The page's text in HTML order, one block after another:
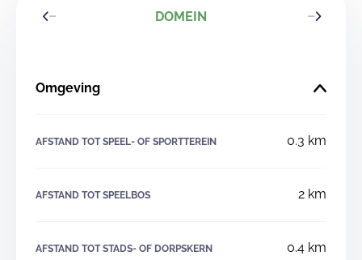
DOMEIN
Omgeving
AFSTAND TOT SPEEL- OF SPORTTEREIN 0.3 km
AFSTAND TOT SPEELBOS 2 km
AFSTAND TOT STADS- OF DORPSKERN 0.4 km